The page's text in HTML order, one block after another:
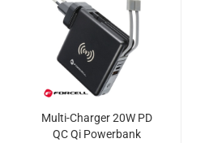
Multi-Charger 20W PD
QC Qi Powerbank